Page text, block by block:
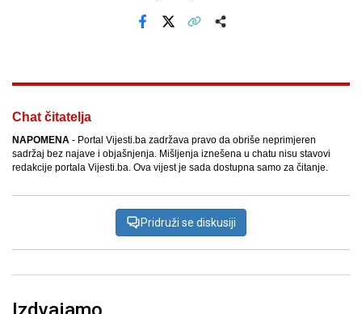
Chat čitatelja
NAPOMENA - Portal Vijesti.ba zadržava pravo da obriše neprimjeren
sadržaj bez najave i objašnjenja. Mišljenja iznešena u chatu nisu stavovi
redakcije portala Vijesti.ba. Ova vijest je sada dostupna samo za čitanje.
Pridruži se diskusiji